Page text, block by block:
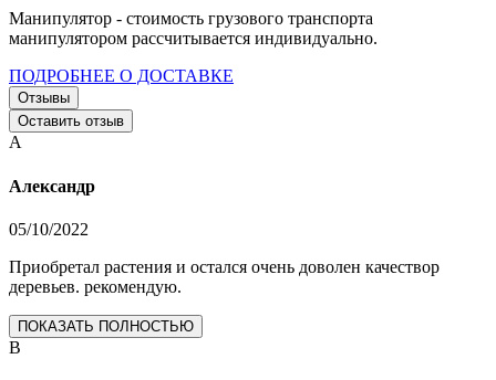
Манипулятор - стоимость грузового транспорта
манипулятором рассчитывается индивидуально.
ПОДРОБНЕЕ О ДОСТАВКЕ
Отзывы
Оставить отзыв
А
Александр
05/10/2022
Приобретал растения и остался очень доволен качествор
деревьев. рекомендую.
ПОКАЗАТЬ ПОЛНОСТЬЮ
В